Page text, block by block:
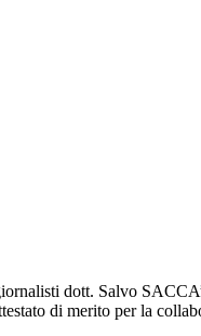
dott. Salvo
di merito per la